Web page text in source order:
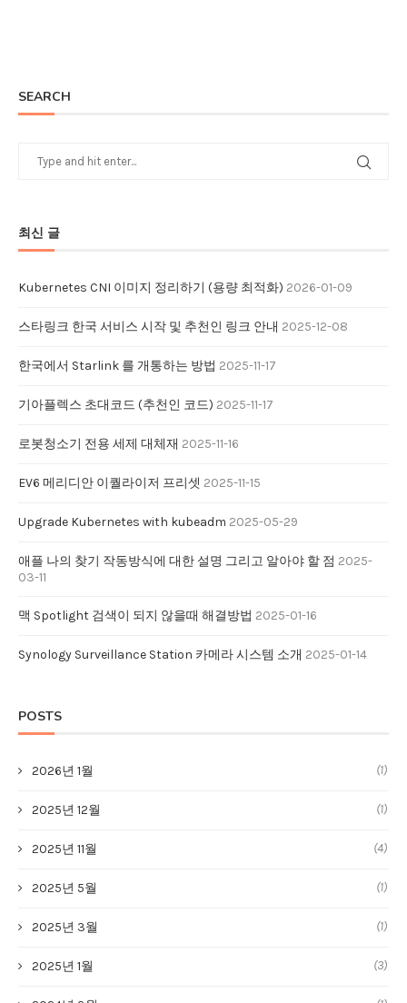
SEARCH
최신 글
Kubernetes CNI 이미지 정리하기 (용량 최적화) 2026-01-09
스타링크 한국 서비스 시작 및 추천인 링크 안내 2025-12-08
한국에서 Starlink 를 개통하는 방법 2025-11-17
기아플렉스 초대코드 (추천인 코드) 2025-11-17
로봇청소기 전용 세제 대체재 2025-11-16
EV6 메리디안 이퀄라이저 프리셋 2025-11-15
Upgrade Kubernetes with kubeadm 2025-05-29
애플 나의 찾기 작동방식에 대한 설명 그리고 알아야 할 점 2025-
03-11
맥 Spotlight 검색이 되지 않을때 해결방법 2025-01-16
Synology Surveillance Station 카메라 시스템 소개 2025-01-14
POSTS
2026년 1월 (1)
2025년 12월 (1)
2025년 11월 (4)
2025년 5월 (1)
2025년 3월 (1)
2025년 1월 (3)